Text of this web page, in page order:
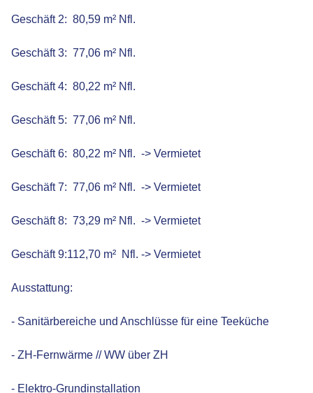
Geschäft 2: 80,59 m² Nfl.
Geschäft 3: 77,06 m² Nfl.
Geschäft 4: 80,22 m² Nfl.
Geschäft 5: 77,06 m² Nfl.
Geschäft 6: 80,22 m² Nfl. -> Vermietet
Geschäft 7: 77,06 m² Nfl. -> Vermietet
Geschäft 8: 73,29 m² Nfl. -> Vermietet
Geschäft 9:112,70 m² Nfl. -> Vermietet
Ausstattung:
- Sanitärbereiche und Anschlüsse für eine Teeküche
- ZH-Fernwärme // WW über ZH
- Elektro-Grundinstallation